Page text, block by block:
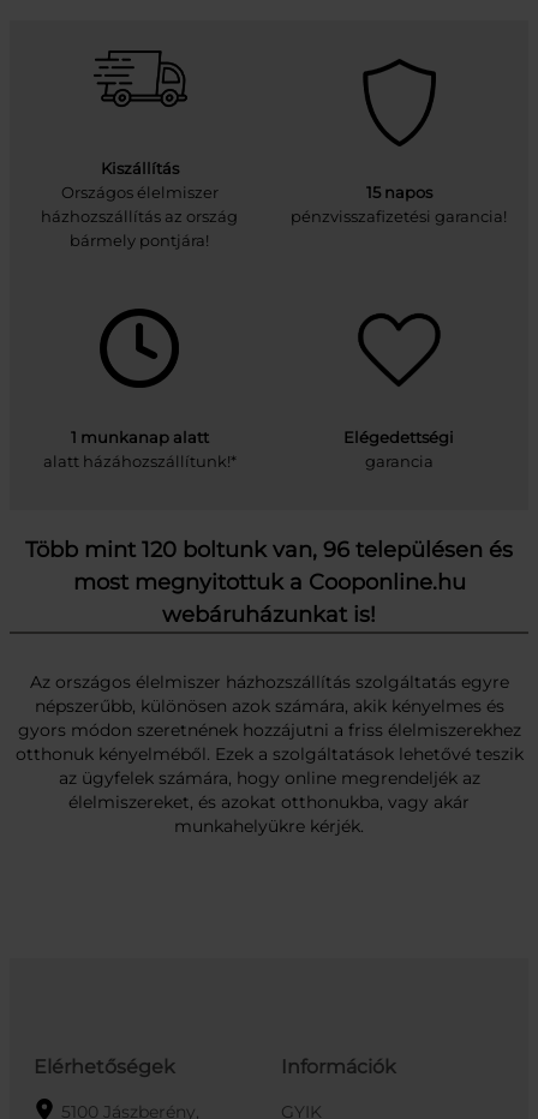
Kiszállítás
Országos élelmiszer
házhozszállítás az ország
bármely pontjára!
15 napos
pénzvisszafizetési garancia!
1 munkanap alatt
alatt házáhozszállítunk!*
Elégedettségi
garancia
Több mint 120 boltunk van, 96 településen és
most megnyitottuk a Cooponline.hu
webáruházunkat is!
Az országos élelmiszer házhozszállítás szolgáltatás egyre
népszerűbb, különösen azok számára, akik kényelmes és
gyors módon szeretnének hozzájutni a friss élelmiszerekhez
otthonuk kényelméből. Ezek a szolgáltatások lehetővé teszik
az ügyfelek számára, hogy online megrendeljék az
élelmiszereket, és azokat otthonukba, vagy akár
munkahelyükre kérjék.
Elérhetőségek
5100 Jászberény,
Információk
GYIK